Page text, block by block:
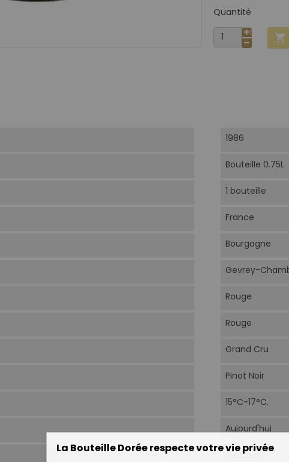
Quantité

1986
Bouteille 0.75L
1 bouteille
France
Bourgogne
Gevrey-
Rouge
Rouge
Grand Cru
Pinot Noir
15°C-17°C.
Aujourd'hui
Très bon
La Bouteille Dorée respecte votre vie privée